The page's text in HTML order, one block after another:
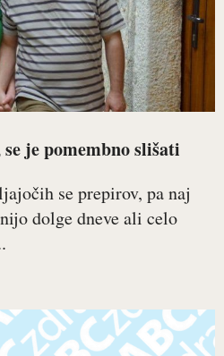
je pomembno slišati
se prepirov, pa naj
dolge dneve ali celo